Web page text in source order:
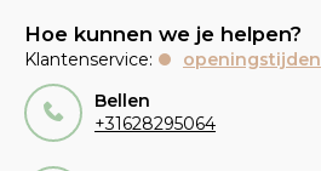
Hoe kunnen we je helpen?
Klantenservice:
openingstijden
Bellen
+31628295064